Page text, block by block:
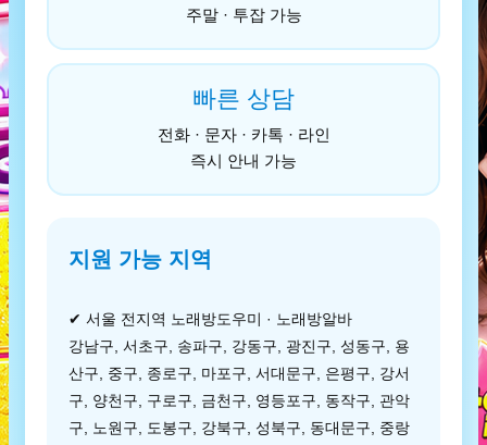
주말 · 투잡 가능
빠른 상담
전화 · 문자 · 카톡 · 라인
즉시 안내 가능
지원 가능 지역
✔ 서울 전지역 노래방도우미 · 노래방알바
강남구, 서초구, 송파구, 강동구, 광진구, 성동구, 용
산구, 중구, 종로구, 마포구, 서대문구, 은평구, 강서
구, 양천구, 구로구, 금천구, 영등포구, 동작구, 관악
구, 노원구, 도봉구, 강북구, 성북구, 동대문구, 중랑